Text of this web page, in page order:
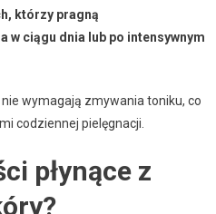
którzy pragną
w ciągu dnia lub po intensywnym
wymagają zmywania toniku, co
codziennej pielęgnacji.
płynące z